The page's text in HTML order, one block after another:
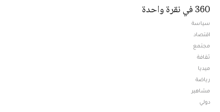
360 في نقرة واحدة
سياسة
اقتصاد
مجتمع
ثقافة
ميديا
رياضة
مشاهير
دولي